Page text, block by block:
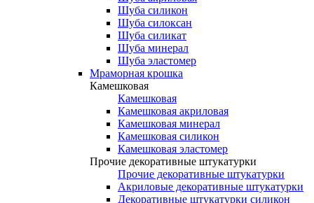
Шуба силикон
Шуба силоксан
Шуба силикат
Шуба минерал
Шуба эластомер
Мраморная крошка
Камешковая
Камешковая
Камешковая акриловая
Камешковая минерал
Камешковая силикон
Камешковая эластомер
Прочие декоративные штукатурки
Прочие декоративные штукатурки
Акриловые декоративные штукатурки
Декоративные штукатурки силикон